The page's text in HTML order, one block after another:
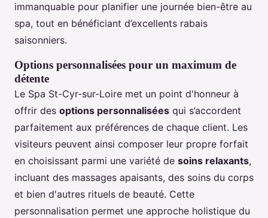
immanquable pour planifier une journée bien-être au
spa, tout en bénéficiant d’excellents rabais
saisonniers.
Options personnalisées pour un maximum de
détente
Le Spa St-Cyr-sur-Loire met un point d'honneur à
offrir des options personnalisées qui s’accordent
parfaitement aux préférences de chaque client. Les
visiteurs peuvent ainsi composer leur propre forfait
en choisissant parmi une variété de soins relaxants,
incluant des massages apaisants, des soins du corps
et bien d'autres rituels de beauté. Cette
personnalisation permet une approche holistique du